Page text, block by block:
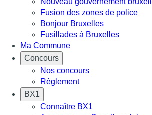
Fusion des zones de police
Bonjour Bruxelles
Fusillades à Bruxelles
Ma Commune
Concours
Nos concours
Règlement
BX1
Connaître BX1